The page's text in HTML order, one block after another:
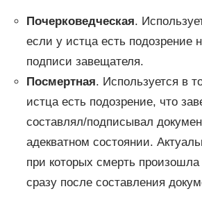
Почерковедческая.
если у истца есть подозрение
подписи завещателя.
Посмертная. Используется в
истца есть подозрение, что
составлял/подписывал
адекватном состоянии.
при которых смерть произошла
сразу после составления